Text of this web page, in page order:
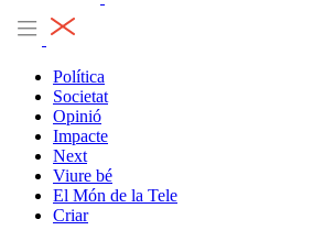
Política
Societat
Opinió
Impacte
Next
Viure bé
El Món de la Tele
Criar